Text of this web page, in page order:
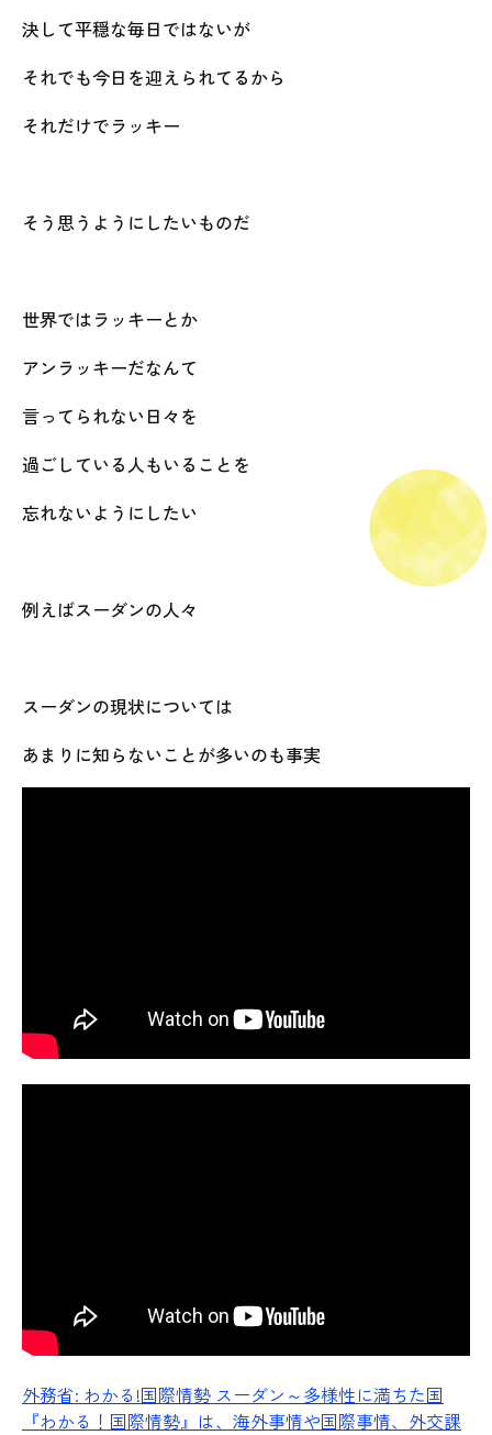
決して平穏な毎日ではないが
それでも今日を迎えられてるから
それだけでラッキー
そう思うようにしたいものだ
世界ではラッキーとか
アンラッキーだなんて
言ってられない日々を
過ごしている人もいることを
忘れないようにしたい
例えばスーダンの人々
スーダンの現状については
あまりに知らないことが多いのも事実
外務省: わかる!国際情勢 スーダン～多様性に満ちた国
『わかる！国際情勢』は、海外事情や国際事情、外交課